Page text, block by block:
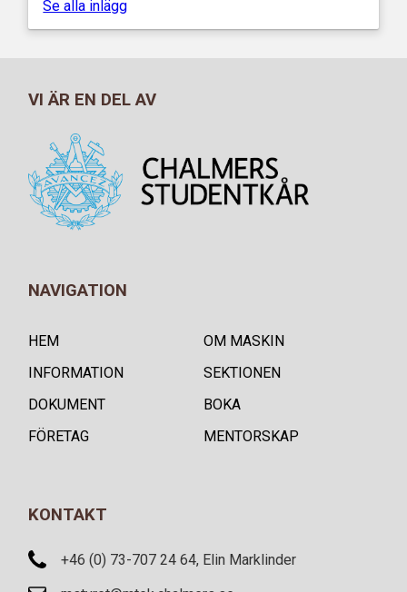
Se alla inlägg
VI ÄR EN DEL AV
NAVIGATION
HEM
OM MASKIN
INFORMATION
SEKTIONEN
DOKUMENT
BOKA
FÖRETAG
MENTORSKAP
KONTAKT
+46 (0) 73-707 24 64, Elin Marklinder